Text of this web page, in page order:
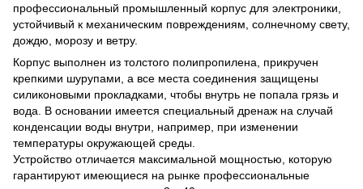
профессиональный промышленный корпус для электроники,
устойчивый к механическим повреждениям, солнечному свету,
дождю, морозу и ветру.
Корпус выполнен из толстого полипропилена, прикручен
крепкими шурупами, а все места соединения защищены
силиконовыми прокладками, чтобы внутрь не попала грязь и
вода. В основании имеется специальный дренаж на случай
конденсации воды внутри, например, при изменении
температуры окружающей среды.
Устройство отличается максимальной мощностью, которую
гарантируют имеющиеся на рынке профессиональные